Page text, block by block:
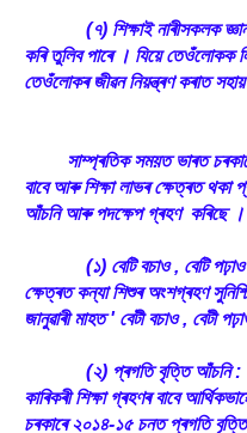
(৭) শিক্ষাই নাৰীসকলক জ্ঞান,
কৰি তুলিব পাৰে । যিয়ে তেওঁলোকক
তেওঁলোকৰ জীৱন নিয়ন্ত্ৰণ কৰাত
সাম্প্ৰতিক সময়ত ভাৰত চৰকাৰে
বাবে আৰু শিক্ষা লাভৰ ক্ষেত্ৰত থকা
আঁচনি আৰু পদক্ষেপ গ্ৰহণ কৰিছে
(১) বেটি বচাও , বেটি পঢ়াও :
ক্ষেত্ৰত কন্যা শিশুৰ অংশগ্ৰহণ
জানুৱাৰী মাহত ' বেটী বচাও , বেটী
(২) প্ৰগতি বৃত্তি আঁচনি :
কাৰিকৰী শিক্ষা গ্ৰহণৰ বাবে
চৰকাৰে ২০১৪-১৫ চনত প্ৰগতি